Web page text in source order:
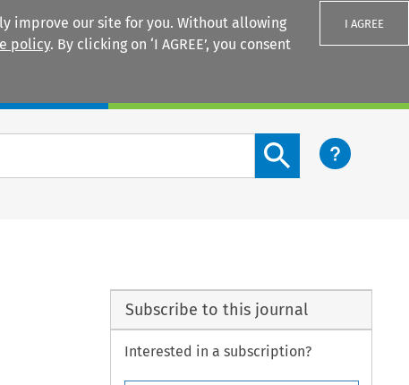
improve our site for you. Without allowing
policy. By clicking on ‘I AGREE’, you consent
I AGREE
Search content button
Subscribe to this journal
Interested in a subscription?